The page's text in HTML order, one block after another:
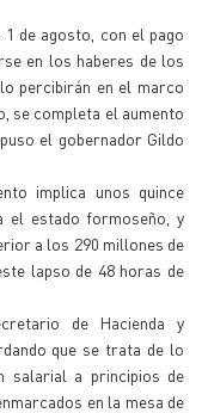
de agosto, con el pago
en los haberes de los
percibirán en el marco
se completa el aumento
el gobernador Gildo
implica unos quince
el estado formoseño, y
a los 290 millones de
lapso de 48 horas de
de Hacienda y
que se trata de lo
salarial a principios de
en la mesa de